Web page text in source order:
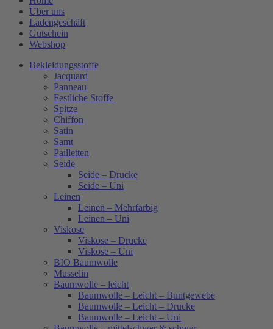
Über uns
Ladengeschäft
Gutschein
Webshop
Bekleidungsstoffe
Jacquard
Panneau
Festliche Stoffe
Spitze
Chiffon
Satin
Samt
Pailletten
Seide
Seide – Drucke
Seide – Uni
Leinen
Leinen – Mehrfarbig
Leinen – Uni
Viskose
Viskose – Drucke
Viskose – Uni
BIO Baumwolle
Musselin
Baumwolle – leicht
Baumwolle – Leicht – Buntgewebe
Baumwolle – Leicht – Drucke
Baumwolle – Leicht – Uni